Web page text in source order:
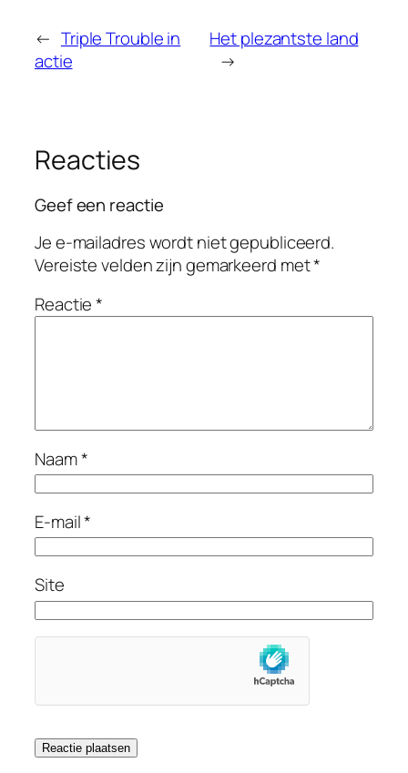
← Triple Trouble in
actie
Het plezantste land
→
Reacties
Geef een reactie
Je e-mailadres wordt niet gepubliceerd.
Vereiste velden zijn gemarkeerd met*
Reactie*
Naam*
E-mail*
Site